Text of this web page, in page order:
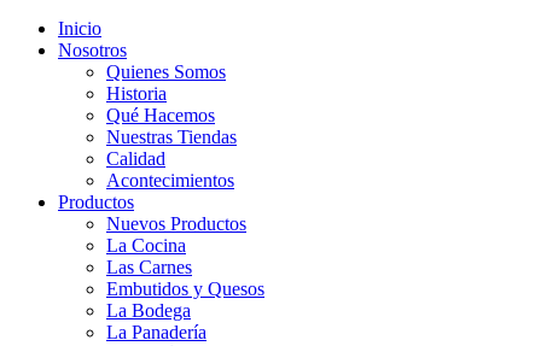
Inicio
Nosotros
Quienes Somos
Historia
Qué Hacemos
Nuestras Tiendas
Calidad
Acontecimientos
Productos
Nuevos Productos
La Cocina
Las Carnes
Embutidos y Quesos
La Bodega
La Panadería